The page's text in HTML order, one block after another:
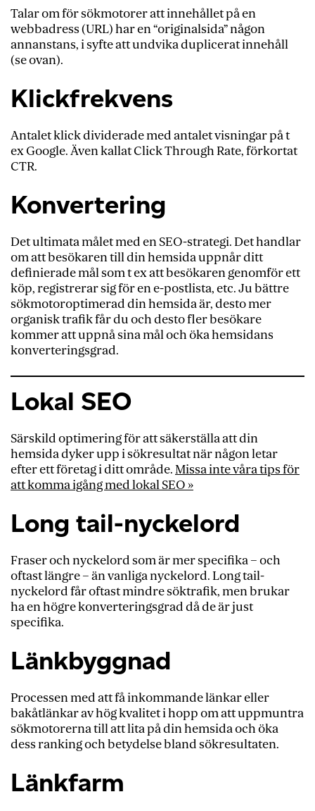
Talar om för sökmotorer att innehållet på en
webbadress (URL) har en “originalsida” någon
annanstans, i syfte att undvika duplicerat innehåll
(se ovan).
Klickfrekvens
Antalet klick dividerade med antalet visningar på t
ex Google. Även kallat Click Through Rate, förkortat
CTR.
Konvertering
Det ultimata målet med en SEO-strategi. Det handlar
om att besökaren till din hemsida uppnår ditt
definierade mål som t ex att besökaren genomför ett
köp, registrerar sig för en e-postlista, etc. Ju bättre
sökmotoroptimerad din hemsida är, desto mer
organisk trafik får du och desto fler besökare
kommer att uppnå sina mål och öka hemsidans
konverteringsgrad.
Lokal SEO
Särskild optimering för att säkerställa att din
hemsida dyker uppi sökresultat när någon letar
efter ett företag i ditt område.Missa inte våra tips för
att komma igång med lokal SEO »
Long tail-nyckelord
Fraser och nyckelord som är mer specifika – och
oftast längre – än vanliga nyckelord. Long tail-
nyckelord får oftast mindre söktrafik, men brukar
ha en högre konverteringsgrad då de är just
specifika.
Länkbyggnad
Processen med att få inkommande länkar eller
bakåtlänkar av hög kvalitet i hopp om att uppmuntra
sökmotorerna till att lita på din hemsida och öka
dess ranking och betydelse bland sökresultaten.
Länkfarm